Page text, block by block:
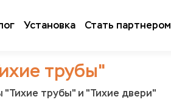
Установка Стать партнером
трубы"
трубы" и "Тихие двери"